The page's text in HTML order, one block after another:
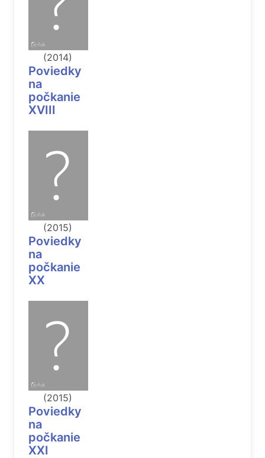
(2014)
Poviedky
na
počkanie
XVIII
(2015)
Poviedky
na
počkanie
XX
(2015)
Poviedky
na
počkanie
XXI